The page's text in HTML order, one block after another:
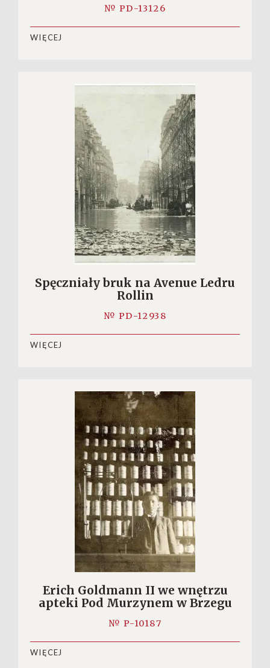
№ PD-13126
WIĘCEJ
Spęczniały bruk na Avenue Ledru
Rollin
№ PD-12938
WIĘCEJ
Erich Goldmann II we wnętrzu
apteki Pod Murzynem w Brzegu
№ P-10187
WIĘCEJ